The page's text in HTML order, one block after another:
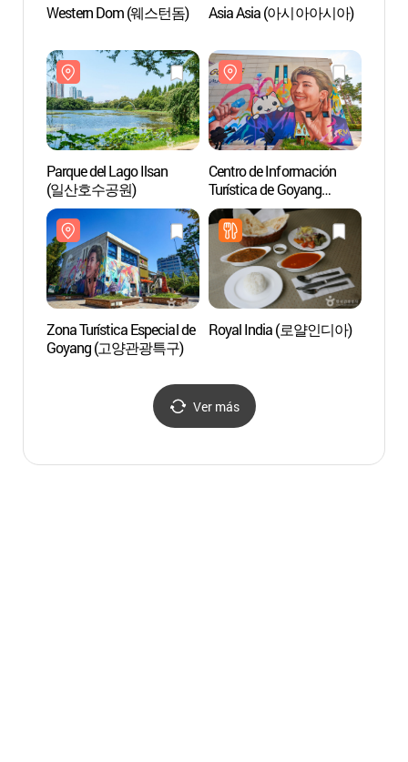
Western Dom (웨스턴돔) Asia Asia (아시아아시아)
Parque del Lago Ilsan
(일산호수공원)
Centro de Información
Turística de Goyang
(고양관광정보센터)
Zona Turística Especial de
Goyang (고양관광특구)
Royal India (로얄인디아)
Ver más